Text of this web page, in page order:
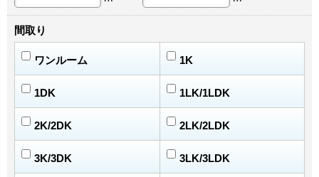
間取り
ワンルーム 1K
1DK 1LK/1LDK
2K/2DK 2LK/2LDK
3K/3DK 3LK/3LDK